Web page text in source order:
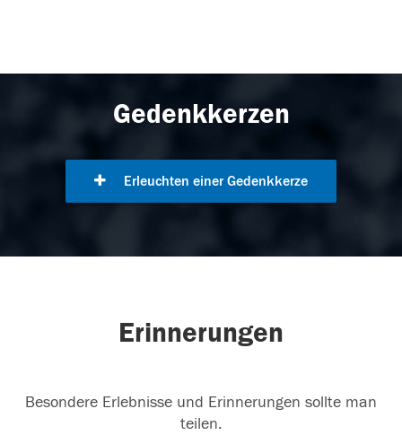
Gedenkkerzen
Erleuchten einer Gedenkkerze
Erinnerungen
Besondere Erlebnisse und Erinnerungen sollte man
teilen.